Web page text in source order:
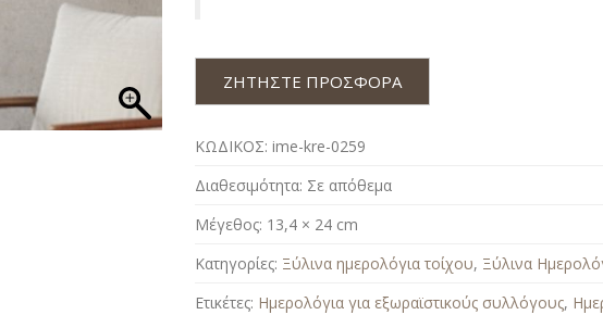
ΖΗΤΗΣΤΕ ΠΡΟΣΦΟΡΑ
ΚΩΔΙΚΟΣ: ime-kre-0259
Διαθεσιμότητα: Σε απόθεμα
Μέγεθος: 13,4 × 24 cm
Κατηγορίες: Ξύλινα ημερολόγια τοίχου, Ξύλινα
Ετικέτες: Ημερολόγια για εξωραϊστικούς συλλόγους,